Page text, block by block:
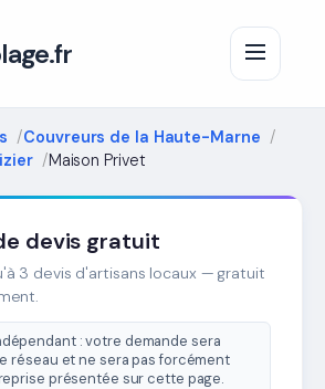
Couvreurs de la Haute-Marne
Maison Privet
devis gratuit
3 devis d'artisans locaux — gratuit
: votre demande sera
réseau et ne sera pas forcément
présentée sur cette page.